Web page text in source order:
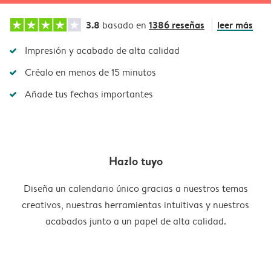
3.8 basado en 1386 reseñas leer más
Impresión y acabado de alta calidad
Créalo en menos de 15 minutos
Añade tus fechas importantes
Hazlo tuyo
Diseña un calendario único gracias a nuestros temas
creativos, nuestras herramientas intuitivas y nuestros
acabados junto a un papel de alta calidad.